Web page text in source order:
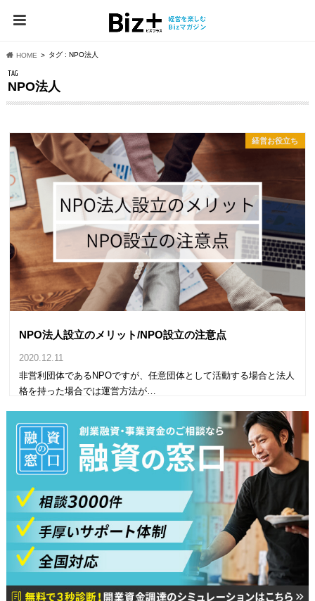
HOME タグ : NPO法人
TAG
NPO法人
経営お役立ち
NPO法人設立のメリット/NPO設立の注意点
2020.12.11
非営利団体であるNPOですが、任意団体として活動する場合と法人
格を持った場合では運営方法が…